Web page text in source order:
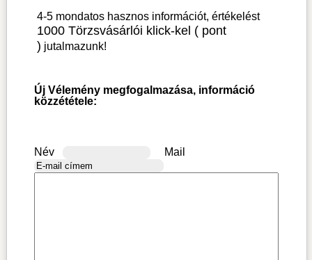
4-5 mondatos hasznos információt, értékelést
1000 Törzsvásárlói klick-kel ( pont
) jutalmazunk!
Új Vélemény megfogalmazása, információ
közzététele:
Név Mail